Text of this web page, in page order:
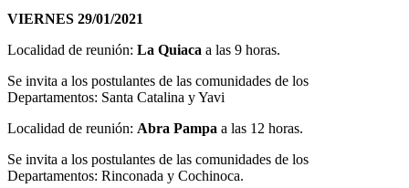
VIERNES 29/01/2021
Localidad de reunión: La Quiaca a las 9 horas.
Se invita a los postulantes de las comunidades de los
Departamentos: Santa Catalina y Yavi
Localidad de reunión: Abra Pampa a las 12 horas.
Se invita a los postulantes de las comunidades de los
Departamentos: Rinconada y Cochinoca.